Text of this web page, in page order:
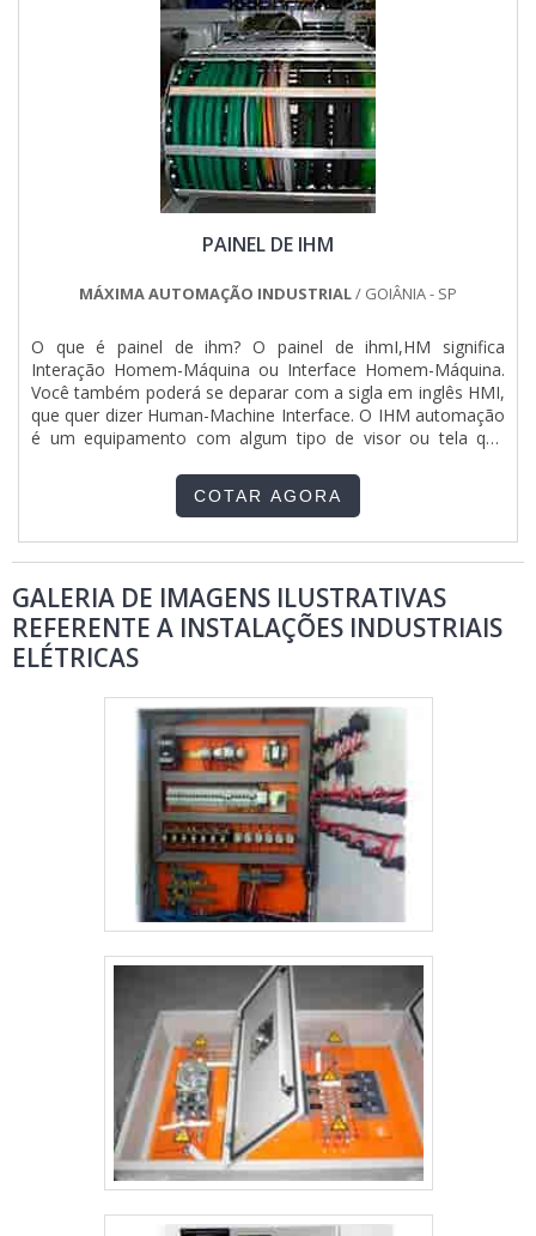
deve prezar pelos produtos e serviços com ótima qualidade
e assertividade, detalhes que passam despercebidos e
podem gerar prejuízo futuros para os clientes.Existem
muitas formas diferentes de demonstrar conhecimento e
autoridade em sua área de atuação. Boas razões pelas
quais a ETHANN Elétrica e Automação é destaque sempre
que precisar de manutenção elétrica de processos
industriais: Colaboradores proativos; Profissionais com vasta
experiência na área; Trabalhadores de alta qualidade;
atividades; Tecnologia de ponta; Equipamentos de última
EMPRESAApenas na ETHANN Elétrica e Automação existe o
industrial. São diversas opções de itens oferecidos, como
talhas elétricas e manutenção elétrica predial e industrial.É
conhecida por ser comprometida com os serviços e
altamente qualificada, características possíveis pelo fato de
a empresa ter escritório de alta qualidade onde são
realizadas as atividades e tecnologia de ponta. Tudo isso,
somado a uma equipe com colaboradores proativos e
profissionais com vasta experiência na área, garante o
sucesso de cada cliente de ponta a ponta..
PAINEL DE IHM
MÁXIMA AUTOMAÇÃO INDUSTRIAL/ GOIÂNIA - SP
O que é painel de ihm? O painel de ihmI,HM significa
Interação Homem-Máquina ou Interface Homem-Máquina.
Você também poderá se deparar com a sigla em inglês HMI,
que quer dizer Human-Machine Interface. O IHM automação
é um equipamento com algum tipo de visor ou tela que
máquinas. Funcionamento do painel O painel tipo ihm
funciona basicamente como um computador.A tela do seu
COTAR AGORA
GALERIA DE IMAGENS ILUSTRATIVAS
REFERENTE A INSTALAÇÕES INDUSTRIAIS
ELÉTRICAS